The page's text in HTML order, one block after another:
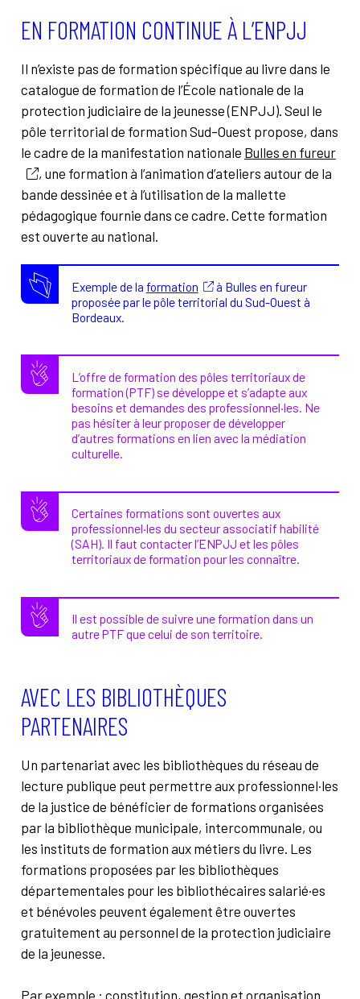
EN FORMATION CONTINUE À L’ENPJJ
Il n’existe pas de formation spécifique au livre dans le
catalogue de formation de l’École nationale de la
protection judiciaire de la jeunesse (ENPJJ). Seul le
pôle territorial de formation Sud-Ouest propose, dans
le cadre de la manifestation nationale Bulles en fureur
, une formation à l’animation d’ateliers autour de la
bande dessinée et à l’utilisation de la mallette
pédagogique fournie dans ce cadre. Cette formation
est ouverte au national.
Exemple de la formation
à Bulles en fureur
proposée par le pôle territorial du Sud-Ouest à
Bordeaux.
L’offre de formation des pôles territoriaux de
formation (PTF) se développe et s’adapte aux
besoins et demandes des professionnel·les. Ne
pas hésiter à leur proposer de développer
d’autres formations en lien avec la médiation
culturelle.
Certaines formations sont ouvertes aux
professionnel·les du secteur associatif habilité
(SAH). Il faut contacter l’ENPJJ et les pôles
territoriaux de formation pour les connaître.
Il est possible de suivre une formation dans un
autre PTF que celui de son territoire.
AVEC LES BIBLIOTHÈQUES
PARTENAIRES
Un partenariat avec les bibliothèques du réseau de
lecture publique peut permettre aux professionnel·les
de la justice de bénéficier de formations organisées
par la bibliothèque municipale, intercommunale, ou
les instituts de formation aux métiers du livre. Les
formations proposées par les bibliothèques
départementales pour les bibliothécaires salarié·es
et bénévoles peuvent également être ouvertes
gratuitement au personnel de la protection judiciaire
de la jeunesse.
Par exemple : constitution, gestion et organisation